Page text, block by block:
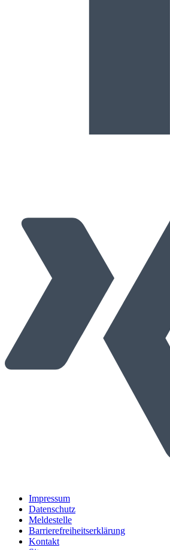
Impressum
Datenschutz
Meldestelle
Barrierefreiheitserklärung
Kontakt